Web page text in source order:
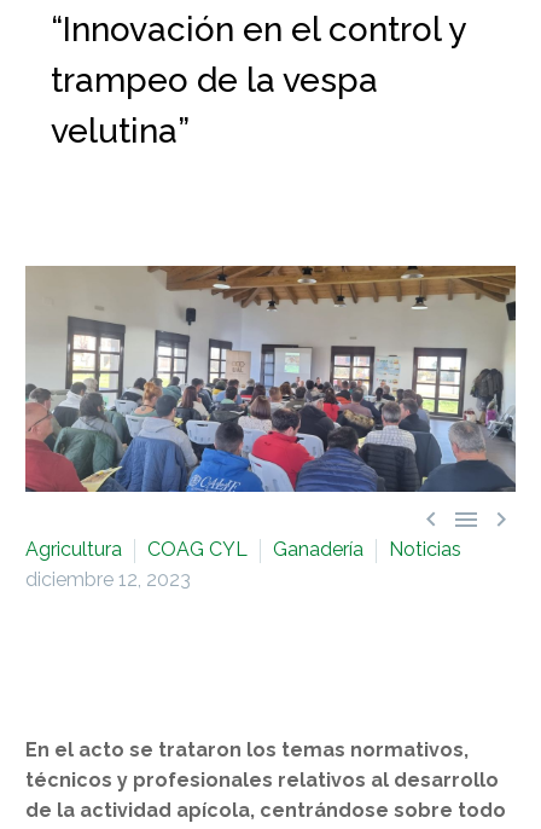
“Innovación en el control y
trampeo de la vespa
velutina”
  
Agricultura COAG CYL Ganadería
Noticias
diciembre 12, 2023
En el acto se trataron los temas normativos,
técnicos y profesionales relativos al desarrollo
de la actividad apícola, centrándose sobre todo